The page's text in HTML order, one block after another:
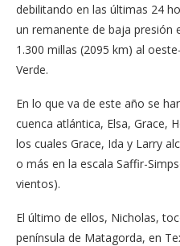
debilitando en las últimas 24
un remanente de baja presión
1.300 millas (2095 km) al
Verde.
En lo que va de este año se
cuenca atlántica, Elsa, Grace,
los cuales Grace, Ida y Larry
o más en la escala Saffir-
vientos).
El último de ellos, Nicholas,
península de Matagorda, en